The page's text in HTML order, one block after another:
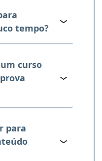
tempo?
curso
para